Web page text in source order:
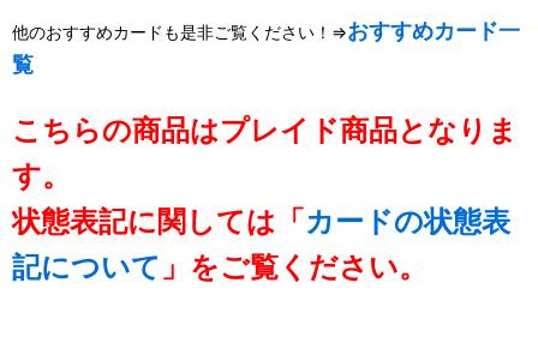
他のおすすめカードも是非ご覧ください！⇒おすすめカード一
覧
こちらの商品はプレイド商品となりま
す。
状態表記に関しては「カードの状態表
記について 」をご覧ください。